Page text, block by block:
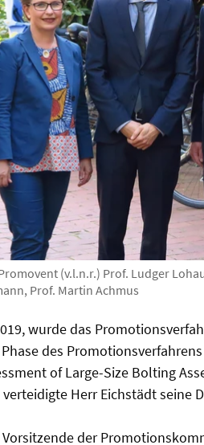
(v.l.n.r.) Prof. Ludger
Prof. Martin Achmus
wurde das
des
of Large-Size Bolting
Herr Eichstädt seine
der